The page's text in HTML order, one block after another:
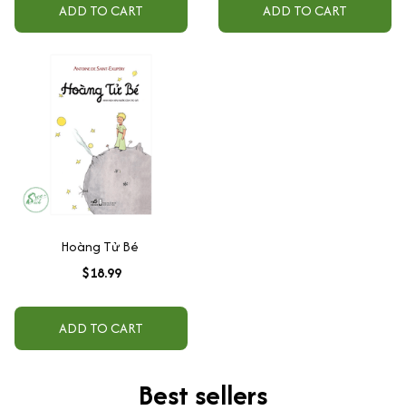
ADD TO CART ADD TO CART
Hoàng Tử Bé
$18.99
ADD TO CART
Best sellers